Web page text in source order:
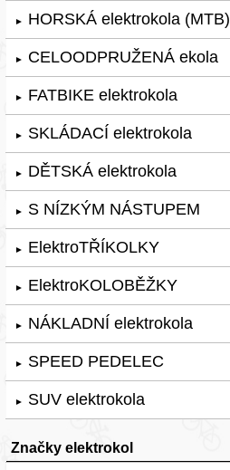
► HORSKÁ elektrokola (MTB)
► CELOODPRUŽENÁ ekola
► FATBIKE elektrokola
► SKLÁDACÍ elektrokola
► DĚTSKÁ elektrokola
► S NÍZKÝM NÁSTUPEM
► ElektroTŘÍKOLKY
► ElektroKOLOBĚŽKY
► NÁKLADNÍ elektrokola
► SPEED PEDELEC
► SUV elektrokola
Značky elektrokol